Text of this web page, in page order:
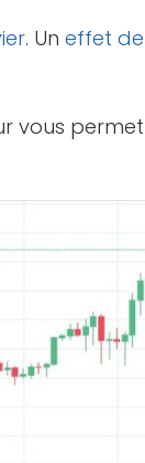
. Uneffet
vous